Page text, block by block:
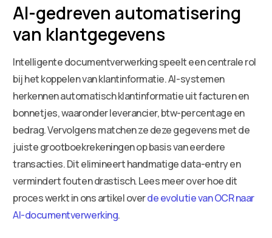
AI-gedreven automatisering
van klantgegevens
Intelligente documentverwerking speelt een centrale rol
bij het koppelen van klantinformatie. AI-systemen
herkennen automatisch klantinformatie uit facturen en
bonnetjes, waaronder leverancier, btw-percentage en
bedrag. Vervolgens matchen ze deze gegevens met de
juiste grootboekrekeningen op basis van eerdere
transacties. Dit elimineert handmatige data-entry en
vermindert fouten drastisch. Lees meer over hoe dit
proces werkt in ons artikel overde evolutie van OCR naar
AI-documentverwerking.